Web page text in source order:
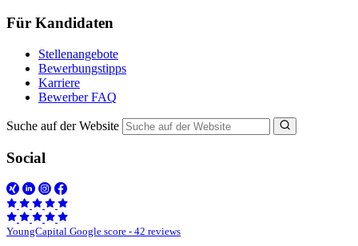
Für Kandidaten
Stellenangebote
Bewerbungstipps
Karriere
Bewerber FAQ
Suche auf der Website
Social
YoungCapital Google score - 42 reviews